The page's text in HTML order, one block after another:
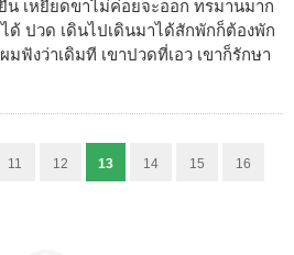
น เหยียดขาไม่ค่อยจะออก ทรมานมาก
ด้ ปวด เดินไปเดินมาได้สักพักก็ต้องพัก
มฟังว่าเดิมที เขาปวดที่เอว เขาก็รักษา
11 12 13 14 15 16